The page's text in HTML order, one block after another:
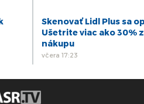
Skenovať Lidl Plus sa
Ušetrite viac ako 30% z
nákupu
včera 17:23